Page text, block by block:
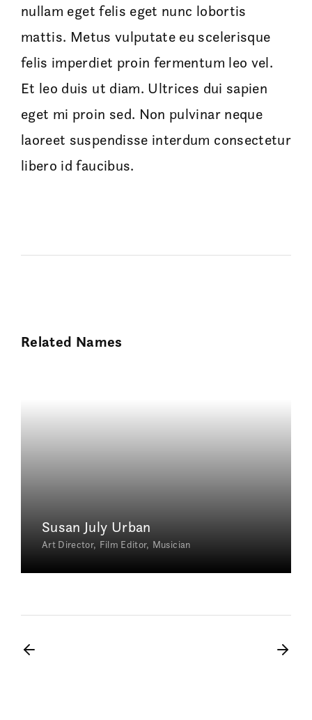
nullam eget felis eget nunc lobortis
mattis. Metus vulputate eu scelerisque
felis imperdiet proin fermentum leo vel.
Et leo duis ut diam. Ultrices dui sapien
eget mi proin sed. Non pulvinar neque
laoreet suspendisse interdum consectetur
libero id faucibus.
Related Names
Susan July Urban
Art Director Film Editor Musician